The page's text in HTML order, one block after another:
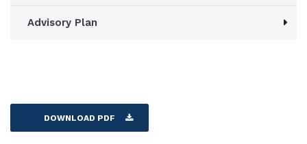
Advisory Plan
DOWNLOAD PDF